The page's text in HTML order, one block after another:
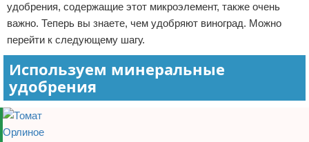
удобрения, содержащие этот микроэлемент, также очень
важно. Теперь вы знаете, чем удобряют виноград. Можно
перейти к следующему шагу.
Используем минеральные
удобрения